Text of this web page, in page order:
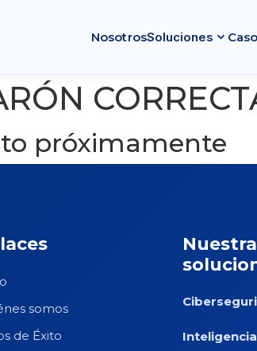
NosotrosSoluciones expand_more
próximamente
somos
de Éxito